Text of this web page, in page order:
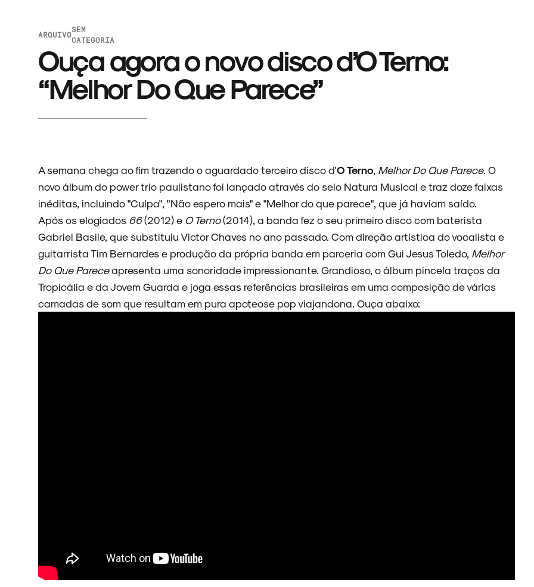
ARQUIVO
SEM
CATEGORIA
Ouça agora o novo disco d’O Terno:
“Melhor Do Que Parece”
A semana chega ao fim trazendo o aguardado terceiro disco d'O Terno Melhor Do Que Parece. O
novo álbum do power trio paulistano foi lançado através do selo Natura Musical e traz doze faixas
inéditas, incluindo "Culpa", "Não espero mais" e "Melhor do que parece", que já haviam saído.
Após os elogiados 66(2012) e O Terno(2014), a banda fez o seu primeiro disco com baterista
Gabriel Basile, que substituiu Victor Chaves no ano passado. Com direção artística do vocalista e
guitarrista Tim Bernardes e produção da própria banda em parceria com Gui Jesus Toledo, Melhor
Do Que Pareceapresenta uma sonoridade impressionante. Grandioso, o álbum pincela traços da
Tropicália e da Jovem Guarda e joga essas referências brasileiras em uma composição de várias
camadas de som que resultam em pura apoteose pop viajandona. Ouça abaixo: